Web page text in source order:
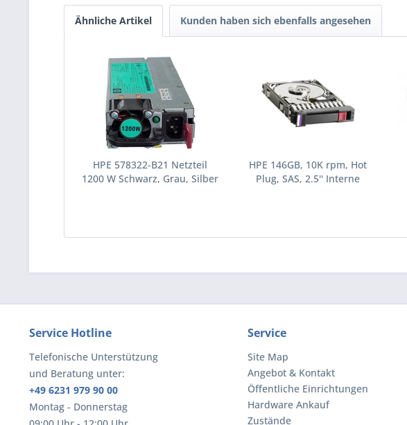
Ähnliche Artikel Kunden haben sich ebenfalls angesehen
HPE 578322-B21 Netzteil
1200 W Schwarz, Grau, Silber
HPE 146GB, 10K rpm, Hot
Plug, SAS, 2.5'' Interne
Service Hotline
Telefonische Unterstützung
und Beratung unter:
+49 6231 979 90 00
Montag - Donnerstag
Service
Site Map
Angebot & Kontakt
Öffentliche Einrichtungen
Hardware Ankauf
Zustände